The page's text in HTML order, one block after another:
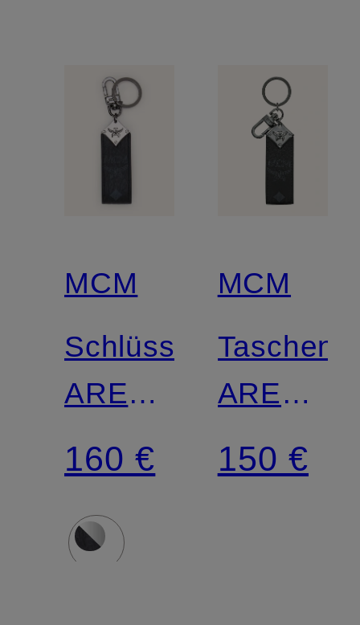
MCM
Schlüsselanhänger
AREN
VISETOS
160 €
MCM
AREN
VISETOS
150 €